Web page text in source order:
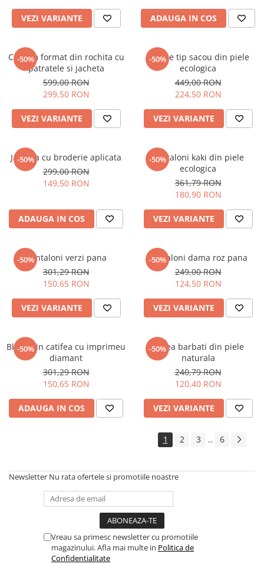
VEZI VARIANTE ADAUGA IN COS
-50%
Costum format din rochita cu
patratele si jacheta
599,00 RON
299,50 RON
VEZI VARIANTE
-50%
Rochie tip sacou din piele
ecologica
449,00 RON
224,50 RON
VEZI VARIANTE
-50%
Jacheta cu broderie aplicata
299,00 RON
149,50 RON
ADAUGA IN COS
-50%
Pantaloni kaki din piele
ecologica
361,79 RON
180,90 RON
VEZI VARIANTE
-50%Pantaloni verzi pana
301,29 RON
150,65 RON
VEZI VARIANTE
-50%
Pantaloni dama roz pana
249,00 RON
124,50 RON
VEZI VARIANTE
-50%
Bluza din catifea cu imprimeu
diamant
301,29 RON
150,65 RON
ADAUGA IN COS
-50%
Curea barbati din piele
naturala
240,79 RON
120,40 RON
VEZI VARIANTE
1 2 3 ... 6
Newsletter Nu rata ofertele si promotiile noastre
Vreau sa primesc newsletter cu promotiile
magazinului. Afla mai multe in Politica de
Confidentialitate